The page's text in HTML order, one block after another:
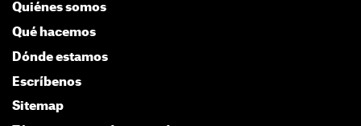
Quiénes somos
Qué hacemos
Dónde estamos
Escríbenos
Sitemap